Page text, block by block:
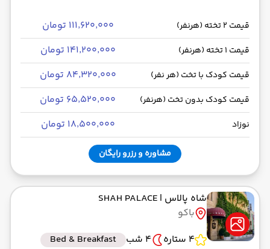
قیمت 2 تخته (هرنفر) ۱۱۱٬۶۲۰٬۰۰۰ تومان
قیمت 1 تخته (هرنفر) ۱۴۱٬۲۰۰٬۰۰۰ تومان
قیمت کودک با تخت (هر نفر) ۸۴٬۳۲۰٬۰۰۰ تومان
قیمت کودک بدون تخت (هرنفر) ۶۵٬۵۲۰٬۰۰۰ تومان
نوزاد ۱۸٬۵۰۰٬۰۰۰ تومان
مشاوره و رزرو رایگان
شاه پالاس | SHAH PALACE
باکو
4 ستاره
4 شب Bed & Breakfast